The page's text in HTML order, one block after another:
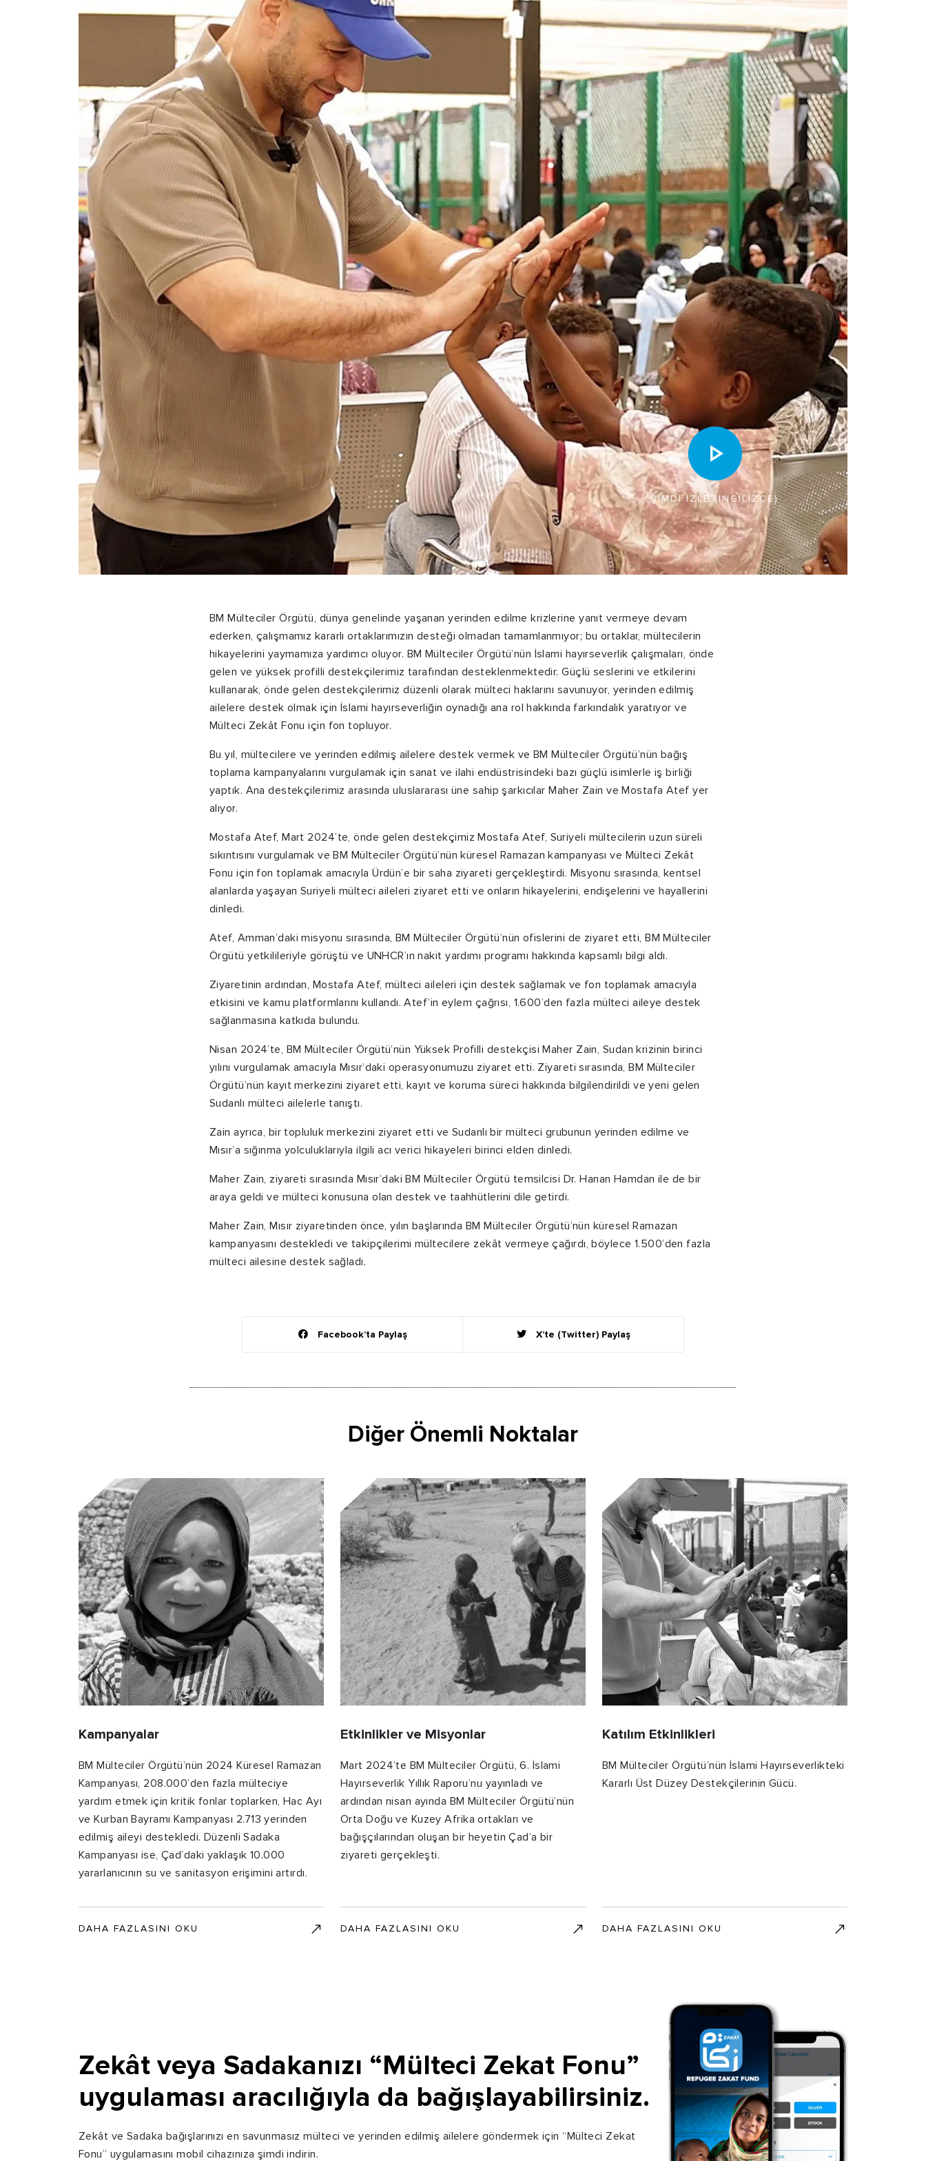
ŞIMDI İZLE (İNGILIZCE)
BM Mülteciler Örgütü, dünya genelinde yaşanan yerinden edilme krizlerine yanıt vermeye devam
ederken, çalışmamız kararlı ortaklarımızın desteği olmadan tamamlanmıyor; bu ortaklar, mültecilerin
hikayelerini yaymamıza yardımcı oluyor. BM Mülteciler Örgütü’nün İslami hayırseverlik çalışmaları, önde
gelen ve yüksek profilli destekçilerimiz tarafından desteklenmektedir. Güçlü seslerini ve etkilerini
kullanarak, önde gelen destekçilerimiz düzenli olarak mülteci haklarını savunuyor, yerinden edilmiş
ailelere destek olmak için İslami hayırseverliğin oynadığı ana rol hakkında farkındalık yaratıyor ve
Mülteci Zekât Fonu için fon topluyor.
Bu yıl, mültecilere ve yerinden edilmiş ailelere destek vermek ve BM Mülteciler Örgütü’nün bağış
toplama kampanyalarını vurgulamak için sanat ve ilahi endüstrisindeki bazı güçlü isimlerle iş birliği
yaptık. Ana destekçilerimiz arasında uluslararası üne sahip şarkıcılar Maher Zain ve Mostafa Atef yer
alıyor.
Mostafa Atef, Mart 2024’te, önde gelen destekçimiz Mostafa Atef, Suriyeli mültecilerin uzun süreli
sıkıntısını vurgulamak ve BM Mülteciler Örgütü’nün küresel Ramazan kampanyası ve Mülteci Zekât
Fonu için fon toplamak amacıyla Ürdün’e bir saha ziyareti gerçekleştirdi. Misyonu sırasında, kentsel
alanlarda yaşayan Suriyeli mülteci aileleri ziyaret etti ve onların hikayelerini, endişelerini ve hayallerini
dinledi.
Atef, Amman’daki misyonu sırasında, BM Mülteciler Örgütü’nün ofislerini de ziyaret etti, BM Mülteciler
Örgütü yetkilileriyle görüştü ve UNHCR’ın nakit yardımı programı hakkında kapsamlı bilgi aldı.
Ziyaretinin ardından, Mostafa Atef, mülteci aileleri için destek sağlamak ve fon toplamak amacıyla
etkisini ve kamu platformlarını kullandı. Atef’in eylem çağrısı, 1.600’den fazla mülteci aileye destek
sağlanmasına katkıda bulundu.
Nisan 2024’te, BM Mülteciler Örgütü’nün Yüksek Profilli destekçisi Maher Zain, Sudan krizinin birinci
yılını vurgulamak amacıyla Mısır’daki operasyonumuzu ziyaret etti. Ziyareti sırasında, BM Mülteciler
Örgütü’nün kayıt merkezini ziyaret etti, kayıt ve koruma süreci hakkında bilgilendirildi ve yeni gelen
Sudanlı mülteci ailelerle tanıştı.
Zain ayrıca, bir topluluk merkezini ziyaret etti ve Sudanlı bir mülteci grubunun yerinden edilme ve
Mısır’a sığınma yolculuklarıyla ilgili acı verici hikayeleri birinci elden dinledi.
Maher Zain, ziyareti sırasında Mısır’daki BM Mülteciler Örgütü temsilcisi Dr. Hanan Hamdan ile de bir
araya geldi ve mülteci konusuna olan destek ve taahhütlerini dile getirdi.
Maher Zain, Mısır ziyaretinden önce, yılın başlarında BM Mülteciler Örgütü’nün küresel Ramazan
kampanyasını destekledi ve takipçilerimi mültecilere zekât vermeye çağırdı, böylece 1.500’den fazla
mülteci ailesine destek sağladı.
Facebook’ta Paylaş X’te (Twitter) Paylaş
Diğer Önemli Noktalar
Kampanyalar
BM Mülteciler Örgütü’nün 2024 Küresel Ramazan
Kampanyası, 208.000’den fazla mülteciye
yardım etmek için kritik fonlar toplarken, Hac Ayı
ve Kurban Bayramı Kampanyası 2.713 yerinden
edilmiş aileyi destekledi. Düzenli Sadaka
Kampanyası ise, Çad’daki yaklaşık 10.000
yararlanıcının su ve sanitasyon erişimini artırdı.
DAHA FAZLASINI OKU
Etkinlikler ve Misyonlar
Mart 2024’te BM Mülteciler Örgütü, 6. İslami
Hayırseverlik Yıllık Raporu’nu yayınladı ve
ardından nisan ayında BM Mülteciler Örgütü’nün
Orta Doğu ve Kuzey Afrika ortakları ve
bağışçılarından oluşan bir heyetin Çad’a bir
ziyareti gerçekleşti.
DAHA FAZLASINI OKU
Katılım Etkinlikleri
BM Mülteciler Örgütü’nün İslami Hayırseverlikteki
Kararlı Üst Düzey Destekçilerinin Gücü.
DAHA FAZLASINI OKU
Zekât veya Sadakanızı “Mülteci Zekat Fonu”
uygulaması aracılığıyla da bağışlayabilirsiniz.
Zekât ve Sadaka bağışlarınızı en savunmasız mülteci ve yerinden edilmiş ailelere göndermek için “Mülteci Zekat
Fonu” uygulamasını mobil cihazınıza şimdi indirin.